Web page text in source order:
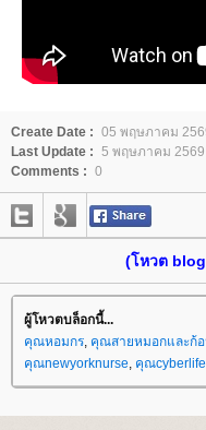
Create Date : 05 พฤษภาคม
Last Update : 5 พฤษภาคม 2569
Comments : 0
(โหวต
ผู้โหวตบล็อกนี้...
คุณหอมกร, คุณสายหมอกและก้
คุณnewyorknurse, คุณ